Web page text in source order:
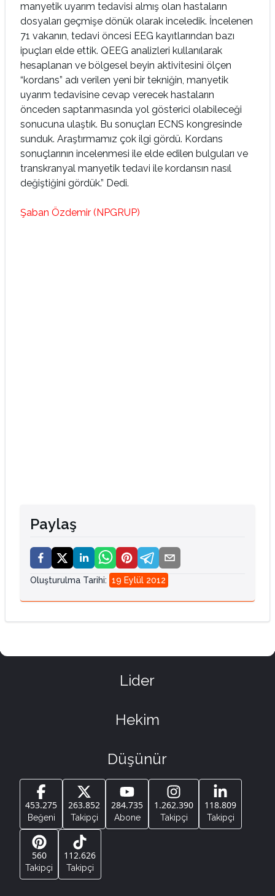
manyetik uyarım tedavisi almış olan hastaların
dosyaları geçmişe dönük olarak inceledik. İncelenen
71 vakanın, tedavi öncesi EEG kayıtlarından bazı
ipuçları elde ettik. QEEG analizleri kullanılarak
hesaplanan ve bölgesel beyin aktivitesini ölçen
“kordans” adı verilen yeni bir tekniğin, manyetik
uyarım tedavisine cevap verecek hastaların
önceden saptanmasında yol gösterici olabileceği
sonucuna ulaştık. Bu sonuçları ECNS kongresinde
sunduk. Araştırmamız çok ilgi gördü. Kordans
sonuçlarının incelenmesi ile elde edilen bulguları ve
transkranyal manyetik tedavi ile kordansın nasıl
değiştiğini gördük.” Dedi.
Şaban Özdemir (NPGRUP)
Paylaş
Oluşturulma Tarihi: 19 Eylül 2012
Lider
Hekim
Düşünür
453.275
Beğeni
263.852
Takipçi
284.735
Abone
1.262.390
Takipçi
118.809
Takipçi
560
Takipçi
112.626
Takipçi